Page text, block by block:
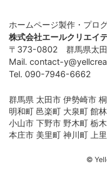
ホームページ製作・プロ
株式会社エールクリエイ
〒373-0802 群馬県太
Mail. contact-
Tel. 090-7946-6662
群馬県 太田市 伊勢崎市
明和町 邑楽町 大泉町 館
小山市 下野市 野木町 栃
本庄市 美里町 神川町 上
©